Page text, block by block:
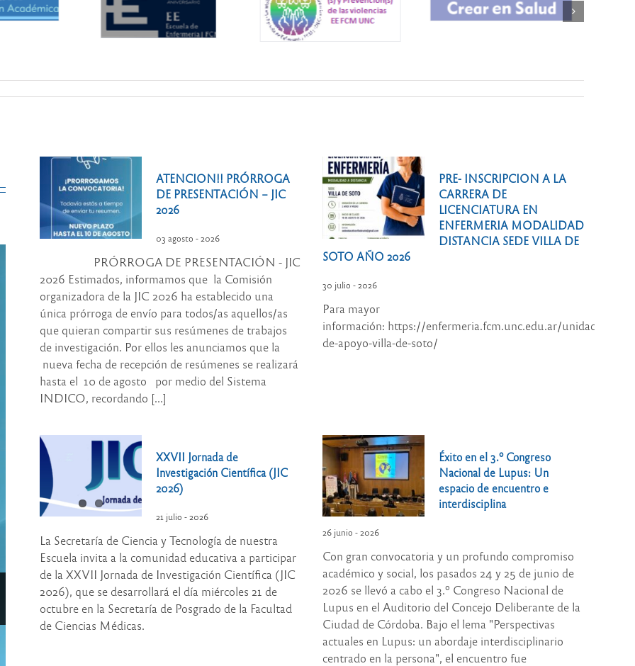
ATENCION!! PRÓRROGA
DE PRESENTACIÓN – JIC
2026
03 agosto - 2026
PRÓRROGA DE PRESENTACIÓN - JIC
2026 Estimados, informamos que la Comisión
organizadora de la JIC 2026 ha establecido una
única prórroga de envío para todos/as aquellos/as
que quieran compartir sus resúmenes de trabajos
de investigación. Por ellos les anunciamos que la
nueva fecha de recepción de resúmenes se realizará
hasta el 10 de agosto por medio del Sistema
INDICO, recordando [...]
PRE- INSCRIPCION A LA
CARRERA DE
LICENCIATURA EN
ENFERMERIA MODALIDAD
DISTANCIA SEDE VILLA DE
SOTO AÑO 2026
30 julio - 2026
Para mayor
información: https://enfermeria.fcm.unc.edu.ar/unidad-
de-apoyo-villa-de-soto/
XXVII Jornada de
Investigación Científica (JIC
2026)
21 julio - 2026
La Secretaría de Ciencia y Tecnología de nuestra
Escuela invita a la comunidad educativa a participar
de la XXVII Jornada de Investigación Científica (JIC
2026), que se desarrollará el día miércoles 21 de
octubre en la Secretaría de Posgrado de la Facultad
de Ciencias Médicas.
Éxito en el 3.º Congreso
Nacional de Lupus: Un
espacio de encuentro e
interdisciplina
26 junio - 2026
Con gran convocatoria y un profundo compromiso
académico y social, los pasados 24 y 25 de junio de
2026 se llevó a cabo el 3.º Congreso Nacional de
Lupus en el Auditorio del Concejo Deliberante de la
Ciudad de Córdoba. Bajo el lema "Perspectivas
actuales en Lupus: un abordaje interdisciplinario
centrado en la persona", el encuentro fue